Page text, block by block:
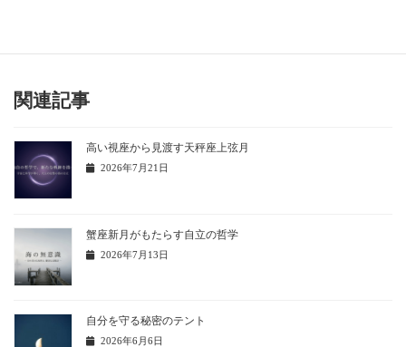
関連記事
高い視座から見渡す天秤座上弦月
2026年7月21日
蟹座新月がもたらす自立の哲学
2026年7月13日
自分を守る秘密のテント
2026年6月6日